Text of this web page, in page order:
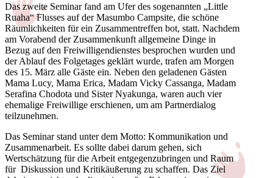
Das zweite Seminar fand am Ufer des sogenannten „Little
Ruaha“ Flusses auf der Masumbo Campsite, die schöne
Räumlichkeiten für ein Zusammentreffen bot, statt. Nachdem
am Vorabend der Zusammenkunft allgemeine Dinge in
Bezug auf den Freiwilligendienstes besprochen wurden und
der Ablauf des Folgetages geklärt wurde, trafen am Morgen
des 15. März alle Gäste ein. Neben den geladenen Gästen
Mama Lucy, Mama Erica, Madam Vicky Cassanga, Madam
Serafina Chodota und Sister Nyakunga, waren auch vier
ehemalige Freiwillige erschienen, um am Partnerdialog
teilzunehmen.
Das Seminar stand unter dem Motto: Kommunikation und
Zusammenarbeit. Es sollte dabei darum gehen, sich
Wertschätzung für die Arbeit entgegenzubringen und Raum
für Diskussion und Kritikäußerung zu schaffen. Das Ziel